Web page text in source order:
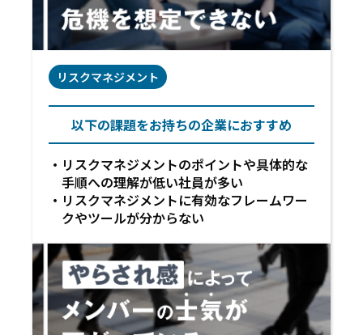
リスクマネジメント
以下の課題をお持ちの企業におすすめ
リスクマネジメントのポイントや具体的な
手順への理解が低い社員が多い
リスクマネジメントに有効なフレームワー
クやツールが分からない